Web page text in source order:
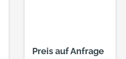
Preis auf Anfrage